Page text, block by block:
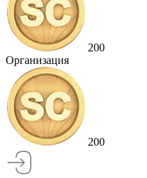
200
Организация
200